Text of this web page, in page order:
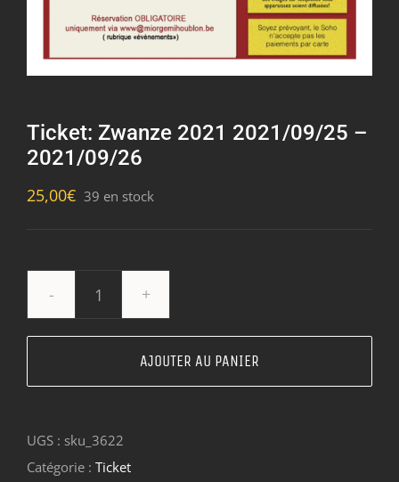
Ticket: Zwanze 2021 2021/09/25 –
2021/09/26
25,00€ 39 en stock
quantité
de
Zwanze
2021/09/25
-
AJOUTER AU PANIER
UGS : sku_3622
Catégorie : Ticket